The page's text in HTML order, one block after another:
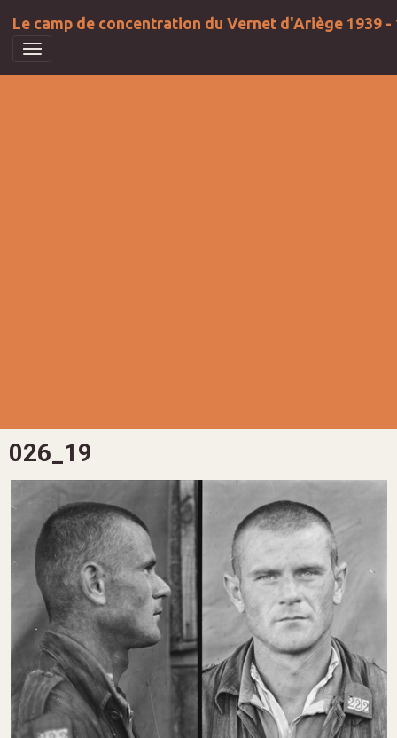
Le camp de concentration du Vernet d'Ariège 1939 -
026_19